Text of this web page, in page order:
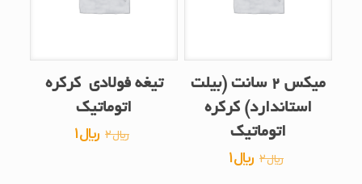
میکس ۲ سانت (بیلت
استاندارد) کرکره
اتوماتیک
﷼2 قیمت
﷼1
تیغه فولادی کرکره
اتوماتیک
﷼2 قیمت
﷼1قیمت